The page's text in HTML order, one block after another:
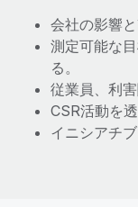
会社の影響
測定可能な
る。
従業員、利
CSR活動を
イニシアチ